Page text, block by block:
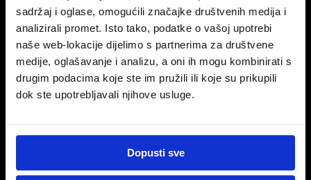
sadržaj i oglase, omogućili značajke društvenih medija i
analizirali promet. Isto tako, podatke o vašoj upotrebi
naše web-lokacije dijelimo s partnerima za društvene
medije, oglašavanje i analizu, a oni ih mogu kombinirati s
drugim podacima koje ste im pružili ili koje su prikupili
dok ste upotrebljavali njihove usluge.
Dopusti sve
Članovi kluba vjernosti u navedenom razdoblju ostvaruju 30 % popusta na filtre (ulja,
goriva, zraka motora i kabine), kočničke pločice i diskove.
Prilikom kupnje originalne dodatne opreme za Citroën vozila kupci ostvaruju 20 %
popusta. Akcija se odnosi na raznu krovnu opremu (krovni nosači, krovne kutije,
nosači skija i sl.), podne tepihe, gumene kadice prtljažnika, lance i protu-klizne
navlake.